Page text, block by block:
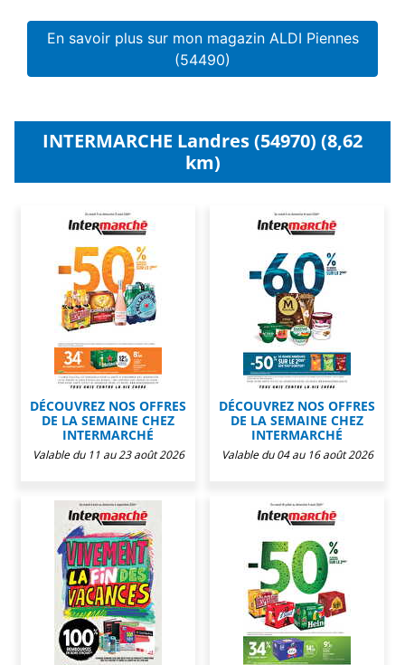
En savoir plus sur mon magazin ALDI Piennes
(54490)
INTERMARCHE Landres (54970) (8,62
km)
DÉCOUVREZ NOS OFFRES
DE LA SEMAINE CHEZ
INTERMARCHÉ
Valable du 11 au 23 août 2026
DÉCOUVREZ NOS OFFRES
DE LA SEMAINE CHEZ
INTERMARCHÉ
Valable du 04 au 16 août 2026